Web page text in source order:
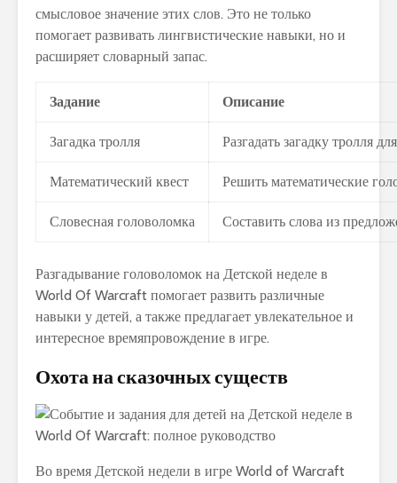
смысловое значение этих слов. Это не только
помогает развивать лингвистические навыки, но и
расширяет словарный запас.
Задание Описание
Загадка тролля Разгадать загадку тролля
Математический квест Решить математические
Словесная головоломка Составить слова из
Разгадывание головоломок на Детской неделе в
World Of Warcraft помогает развить различные
навыки у детей, а также предлагает увлекательное и
интересное времяпровождение в игре.
Охота на сказочных существ
Во время Детской недели в игре World of Warcraft